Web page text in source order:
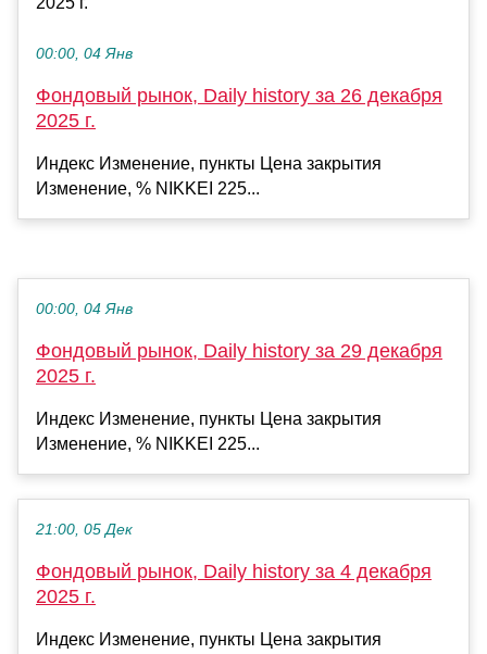
00:00, 04 Янв
Фондовый рынок, Daily history за 26 декабря
2025 г.
Индекс Изменение, пункты Цена закрытия
Изменение, % NIKKEI 225...
00:00, 04 Янв
Фондовый рынок, Daily history за 29 декабря
2025 г.
Индекс Изменение, пункты Цена закрытия
Изменение, % NIKKEI 225...
21:00, 05 Дек
Фондовый рынок, Daily history за 4 декабря
2025 г.
Индекс Изменение, пункты Цена закрытия